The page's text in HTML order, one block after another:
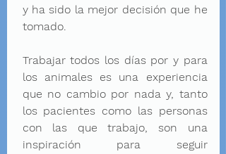
y ha sido la mejor decisión que he
tomado.
Trabajar todos los días por y para
los animales es una experiencia
que no cambio por nada y, tanto
los pacientes como las personas
con las que trabajo, son una
inspiración para seguir